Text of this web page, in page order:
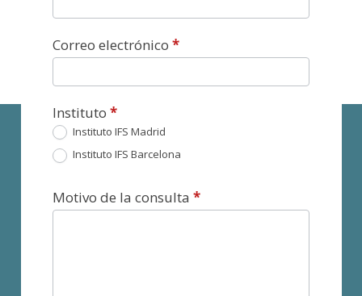
Correo electrónico*
Instituto*
Instituto IFS Madrid
Instituto IFS Barcelona
Motivo de la consulta*